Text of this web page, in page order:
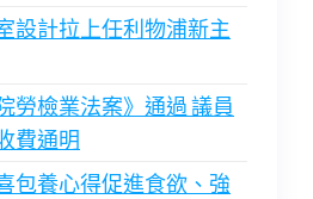
設計拉上任利物浦新主
勞檢業法案》通過 議員
費通明
包養心得促進食欲、強